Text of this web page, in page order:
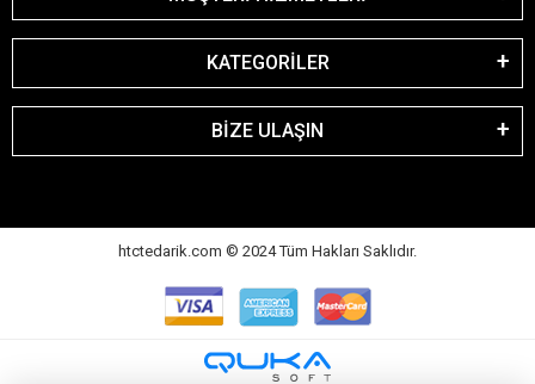
KATEGORİLER
BİZE ULAŞIN
htctedarik.com © 2024 Tüm Hakları Saklıdır.